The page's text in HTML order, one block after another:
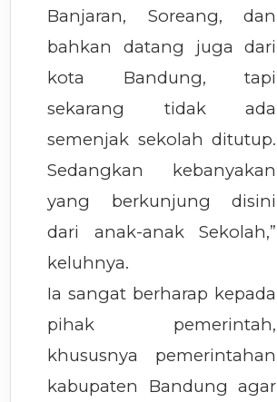
Banjaran, Soreang, dan
bahkan datang juga dari
kota Bandung, tapi
sekarang tidak ada
semenjak sekolah ditutup.
Sedangkan kebanyakan
yang berkunjung disini
dari anak-anak Sekolah,”
keluhnya.
Ia sangat berharap kepada
pihak pemerintah,
khususnya pemerintahan
kabupaten Bandung agar